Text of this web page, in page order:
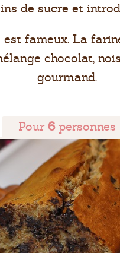
de sucre et
fameux. La
chocolat,
gourmand.
Pour 6personnes